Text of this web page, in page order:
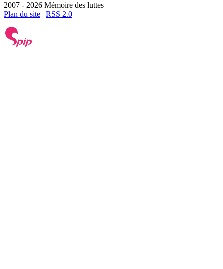
2007 - 2026 Mémoire des luttes
Plan du site | RSS 2.0